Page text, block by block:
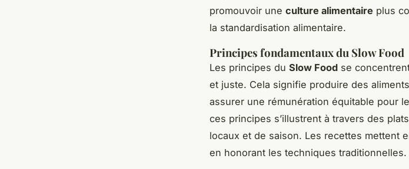
promouvoir une culture alimentaire plus
la standardisation alimentaire.
Principes fondamentaux du Slow Food
Les principes du Slow Food se
et juste. Cela signifie produire des
assurer une rémunération équitable pour
ces principes s’illustrent à travers des
locaux et de saison. Les recettes mettent
en honorant les techniques traditionnelles.